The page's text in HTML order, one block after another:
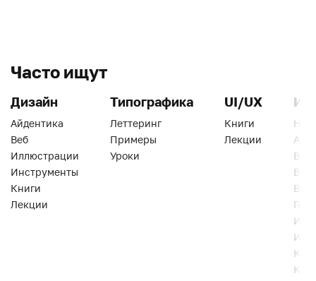
Часто ищут
Дизайн
Айдентика
Веб
Иллюстрации
Инструменты
Книги
Лекции
Типографика
Леттеринг
Примеры
Уроки
UI/UX
Книги
Лекции
Веб